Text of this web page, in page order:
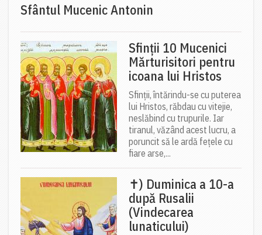
Sfântul Mucenic Antonin
Sfinții 10 Mucenici
Mărturisitori pentru
icoana lui Hristos
Sfinții, întărindu-se cu puterea
lui Hristos, răbdau cu vitejie,
neslăbind cu trupurile. Iar
tiranul, văzând acest lucru, a
poruncit să le ardă fețele cu
fiare arse,...
✝) Duminica a 10-a
după Rusalii
(Vindecarea
lunaticului)